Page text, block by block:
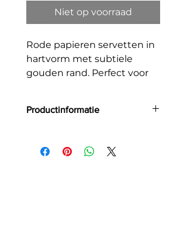
Niet op voorraad
Rode papieren servetten in
hartvorm met subtiele
gouden rand. Perfect voor
Productinformatie
Grootte: 14.3x12.5 cm